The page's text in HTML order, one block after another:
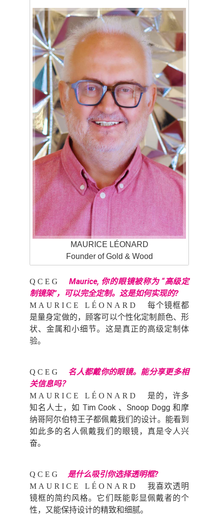
MAURICE LÉONARD
Founder of Gold & Wood
QCEG
Maurice, 你的眼镜被称为 “高级定
制镜架”，可以完全定制。这是如何实现的?
MAURICE LÉONARD
每个镜框都
是量身定做的，顾客可以个性化定制颜色、形
状、金属和小细节。这是真正的高级定制体
验。
QCEG
名人都戴你的眼镜。能分享更多相
关信息吗？
MAURICE LÉONARD
是的，许多
知名人士，如 Tim Cook 、Snoop Dogg 和摩
纳哥阿尔伯特王子都佩戴我们的设计。能看到
如此多的名人佩戴我们的眼镜，真是令人兴
奋。
QCEG 是什么吸引你选择透明框?
MAURICE LÉONARD
我喜欢透明
镜框的简约风格。它们既能彰显佩戴者的个
性，又能保持设计的精致和细腻。